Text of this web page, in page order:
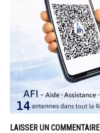
LAISSER UN COMMENTAIRE